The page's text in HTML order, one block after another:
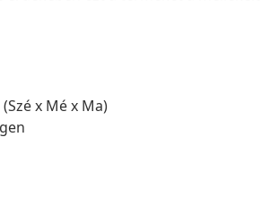
x Mé x Ma)